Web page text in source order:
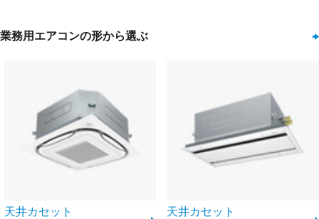
業務用エアコンの形から選ぶ
天井カセット
天井カセット